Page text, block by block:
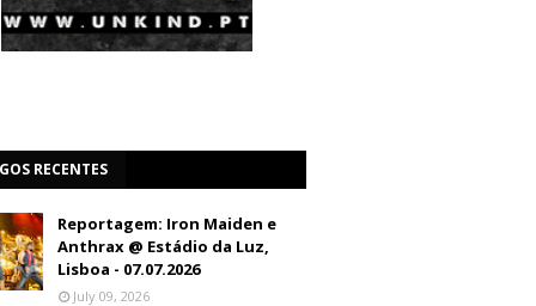
RECENTES
Reportagem: Iron Maiden e
Anthrax @ Estádio da Luz,
Lisboa - 07.07.2026
July 09, 2026